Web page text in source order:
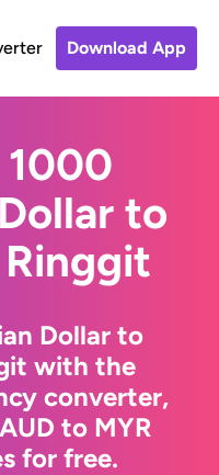
Download App
to
Dollar to
with the
converter,
to MYR
for free.